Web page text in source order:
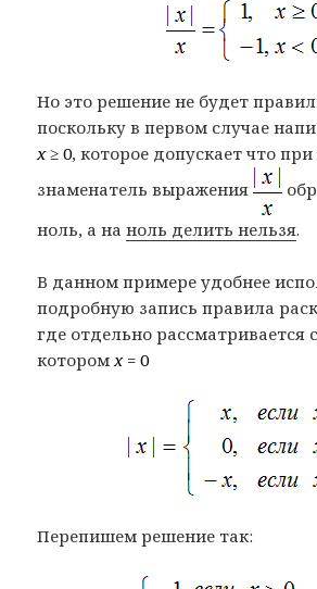
Но это решение не будет
поскольку в первом случае
x≥ 0, которое допускает что при
знаменатель выражения
ноль, а наноль делить нельзя.
В данном примере удобнее
подробную запись правила
где отдельно рассматривается
которомx = 0
Перепишем решение так: